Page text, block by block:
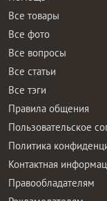
Все товары
Все фото
Все вопросы
Все статьи
Все тэги
Правила общения
Пользовательское
Политика
Контактная
Правообладателям